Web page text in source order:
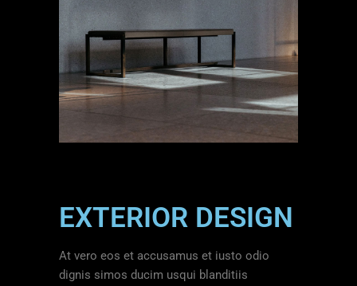
EXTERIOR DESIGN
At vero eos et accusamus et iusto odio
dignis simos ducim usqui blanditiis